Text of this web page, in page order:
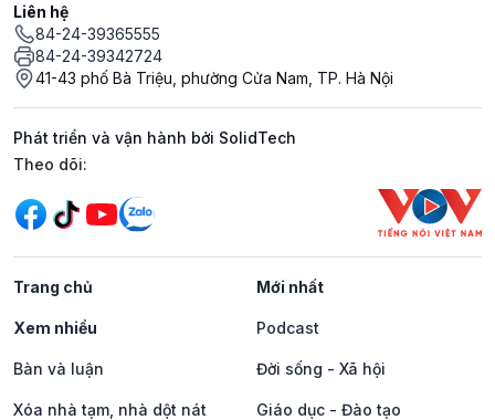
Liên hệ
84-24-39365555
84-24-39342724
41-43 phố Bà Triệu, phường Cửa Nam, TP. Hà Nội
Phát triển và vận hành bởi SolidTech
Mạng xã hội
Theo dõi:
Trang chủ Mới nhất
Xem nhiều Podcast
Bàn và luận Đời sống - Xã hội
Xóa nhà tạm, nhà dột nát Giáo dục - Đào tạo